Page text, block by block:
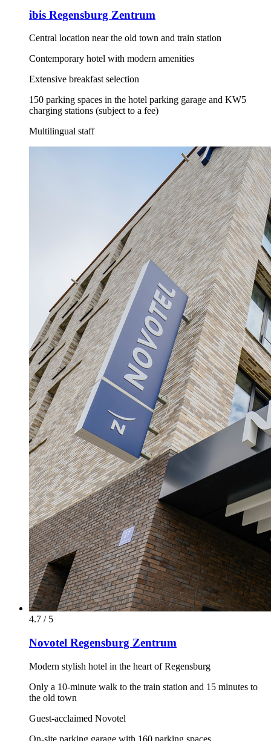
ibis Regensburg Zentrum
Central location near the old town and train station
Contemporary hotel with modern amenities
Extensive breakfast selection
150 parking spaces in the hotel parking garage and KW5
charging stations (subject to a fee)
Multilingual staff
4.7 / 5
Novotel Regensburg Zentrum
Modern stylish hotel in the heart of Regensburg
Only a 10-minute walk to the train station and 15 minutes to
the old town
Guest-acclaimed Novotel
On-site parking garage with 160 parking spaces